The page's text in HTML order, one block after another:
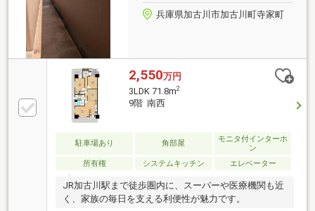
兵庫県加古川市加古川町寺家町
2,550万円
3LDK 71.8m2
9階 南西
駐車場あり 角部屋
モニタ付インターホ
ン
所有権
システムキッチン エレベーター
JR加古川駅まで徒歩圏内に、スーパーや医療機関も近
く、家族の毎日を支える利便性が魅力です。